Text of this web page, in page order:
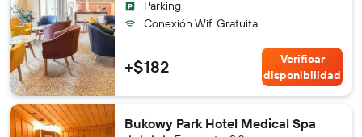
Parking
Conexión Wifi Gratuita
+$182
Verificar
disponibilidad
Bukowy Park Hotel Medical Spa